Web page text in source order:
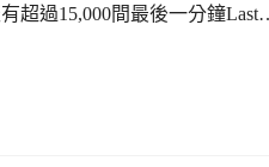
超過15,000間最後一分鐘